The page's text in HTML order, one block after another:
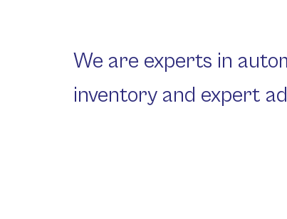
We are experts in
inventory and expert